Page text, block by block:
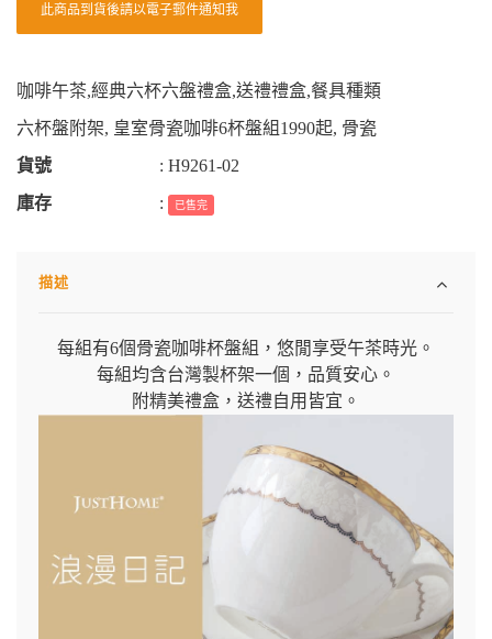
此商品到貨後請以電子郵件通知我
咖啡午茶,經典六杯六盤禮盒,送禮禮盒,餐具種類
六杯盤附架, 皇室骨瓷咖啡6杯盤組1990起, 骨瓷
貨號
: H9261-02
庫存
: 已售完
描述
每組有6個骨瓷咖啡杯盤組，悠閒享受午茶時光。
每組均含台灣製杯架一個，品質安心。
附精美禮盒，送禮自用皆宜。